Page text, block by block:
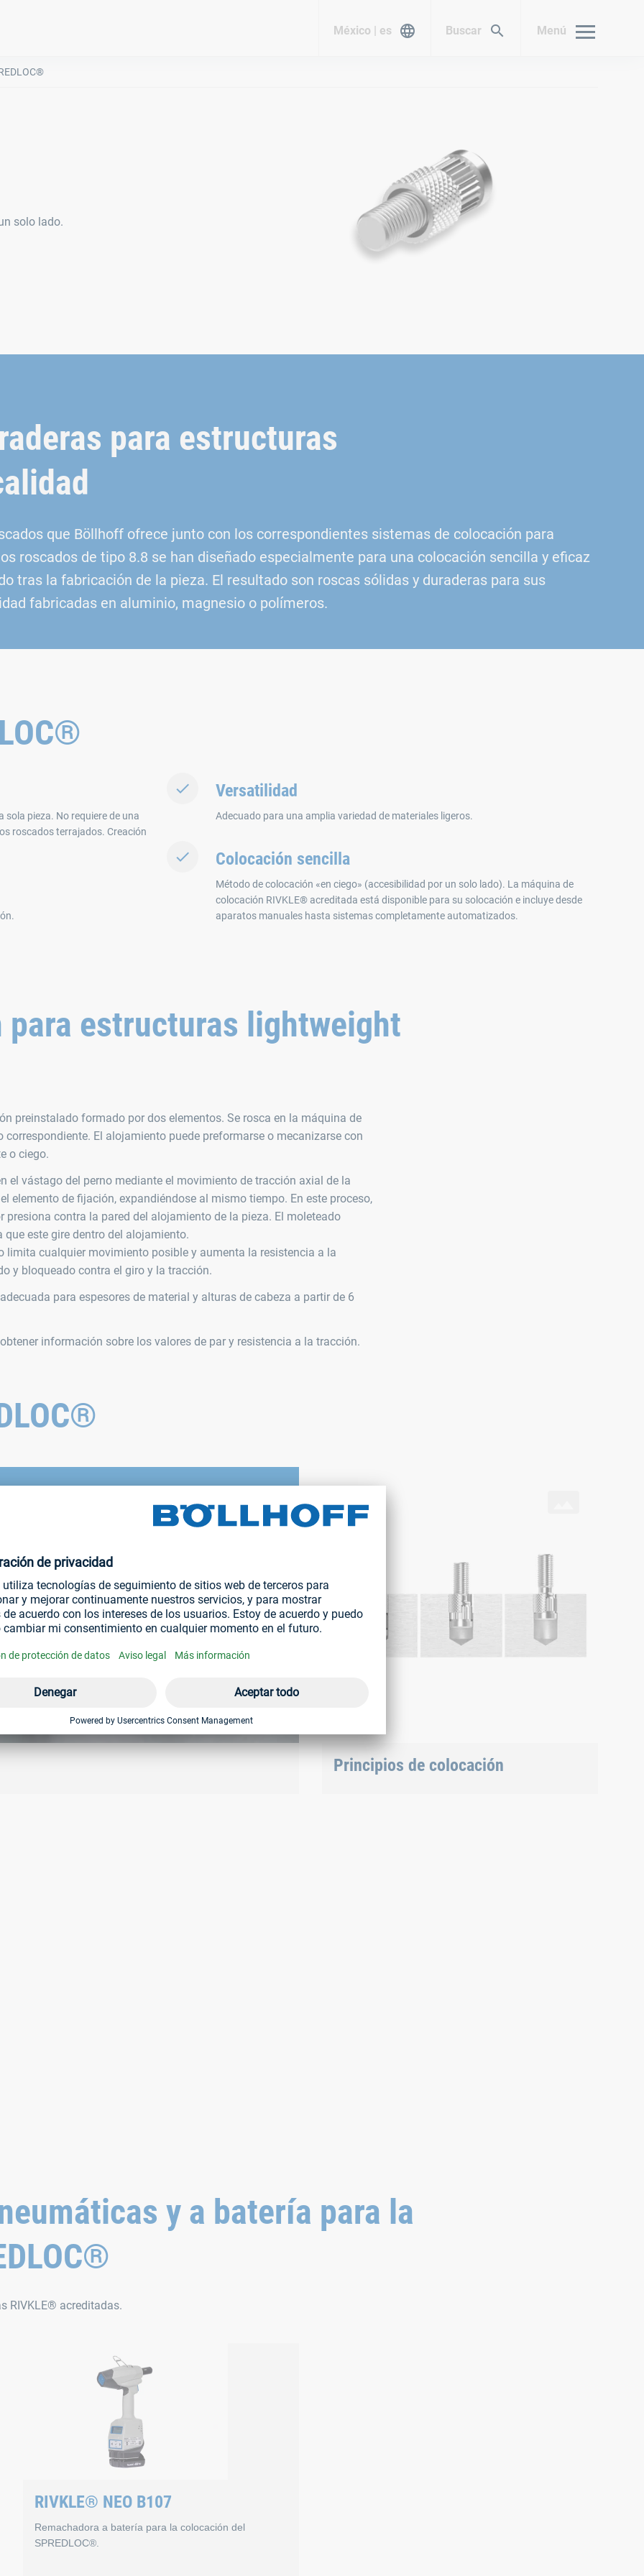
México | es Buscar Menú
solo lado.
para estructuras
que Böllhoff ofrece junto con los correspondientes sistemas de colocación para
roscados de tipo 8.8 se han diseñado especialmente para una colocación sencilla y eficaz
tras la fabricación de la pieza. El resultado son roscas sólidas y duraderas para sus
fabricadas en aluminio, magnesio o polímeros.
pieza. No requiere de una
roscados terrajados. Creación
Versatilidad
Adecuado para una amplia variedad de materiales ligeros.
Colocación sencilla
Método de colocación «en ciego» (accesibilidad por un solo lado). La máquina de
colocación RIVKLE® acreditada está disponible para su solocación e incluye desde
aparatos manuales hasta sistemas completamente automatizados.
para estructuras lightweight
preinstalado formado por dos elementos. Se rosca en la máquina de
El alojamiento puede preformarse o mecanizarse con
o ciego.
el vástago del perno mediante el movimiento de tracción axial de la
elemento de fijación, expandiéndose al mismo tiempo. En este proceso,
presiona contra la pared del alojamiento de la pieza. El moleteado
este gire dentro del alojamiento.
limita cualquier movimiento posible y aumenta la resistencia a la
y bloqueado contra el giro y la tracción.
para espesores de material y alturas de cabeza a partir de 6
información sobre los valores de par y resistencia a la tracción.
Principios de colocación
y a batería para la
RIVKLE® acreditadas.
RIVKLE® NEO B107
Remachadora a batería para la colocación del
SPREDLOC®.